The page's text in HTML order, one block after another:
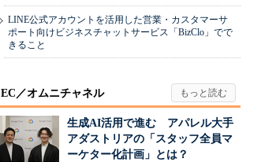
LINE公式アカウントを活用した営業・カスタマーサ
ポート向けビジネスチャットサービス「BizClo」でで
きること
EC／オムニチャネル
生成AI活用で進む アパレル大手
アダストリアの「スタッフ全員マ
ーケター化計画」とは？